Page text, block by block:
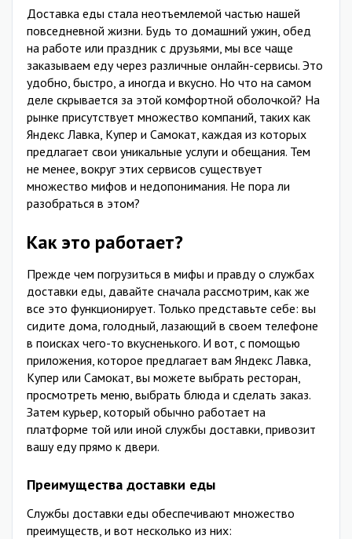
Доставка еды стала неотъемлемой частью нашей
повседневной жизни. Будь то домашний ужин, обед
на работе или праздник с друзьями, мы все чаще
заказываем еду через различные онлайн-сервисы. Это
удобно, быстро, а иногда и вкусно. Но что на самом
деле скрывается за этой комфортной оболочкой? На
рынке присутствует множество компаний, таких как
Яндекс Лавка, Купер и Самокат, каждая из которых
предлагает свои уникальные услуги и обещания. Тем
не менее, вокруг этих сервисов существует
множество мифов и недопонимания. Не пора ли
разобраться в этом?
Как это работает?
Прежде чем погрузиться в мифы и правду о службах
доставки еды, давайте сначала рассмотрим, как же
все это функционирует. Только представьте себе: вы
сидите дома, голодный, лазающий в своем телефоне
в поисках чего-то вкусненького. И вот, с помощью
приложения, которое предлагает вам Яндекс Лавка,
Купер или Самокат, вы можете выбрать ресторан,
просмотреть меню, выбрать блюда и сделать заказ.
Затем курьер, который обычно работает на
платформе той или иной службы доставки, привозит
вашу еду прямо к двери.
Преимущества доставки еды
Службы доставки еды обеспечивают множество
преимуществ, и вот несколько из них: